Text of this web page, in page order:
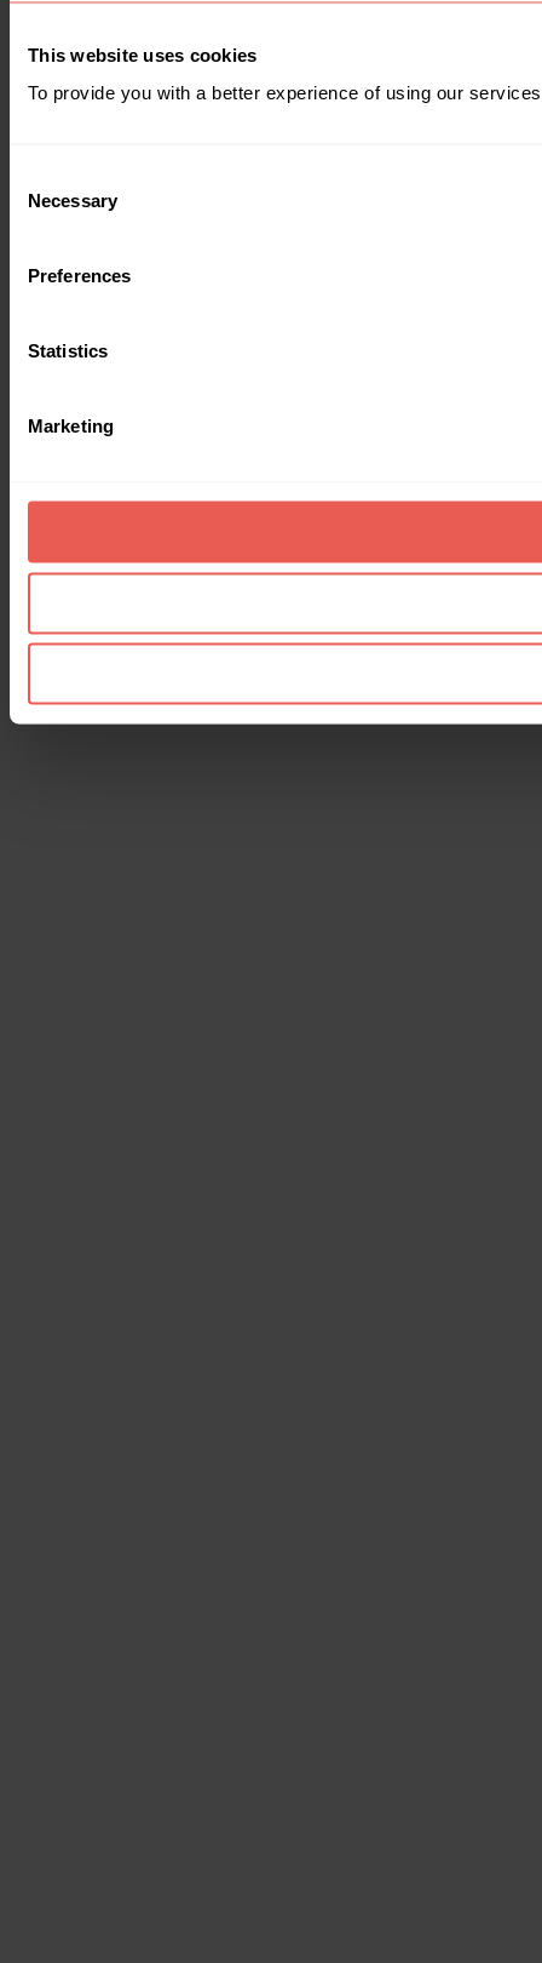
This website uses cookies
To provide you with a better experience of using our
Selection
Necessary
Preferences
Statistics
Marketing